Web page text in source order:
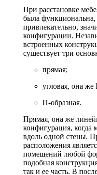
При расстановке
была функциональна,
привлекательно,
конфигурации.
встроенных
существует три
прямая;
угловая, она же
П-образная.
Прямая, она же
конфигурация, когда
вдоль одной стены.
расположения
помещений любой
подобная
так и ее часть. В